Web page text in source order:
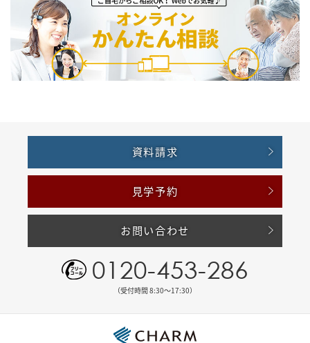
資料請求
見学予約
お問い合わせ
0120-453-286
（受付時間 8:30〜17:30）